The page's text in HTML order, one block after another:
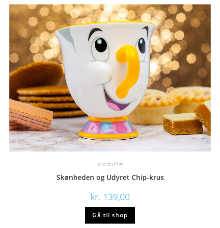
Produkter
Skønheden og Udyret Chip-krus
kr. 139,00
Gå til shop